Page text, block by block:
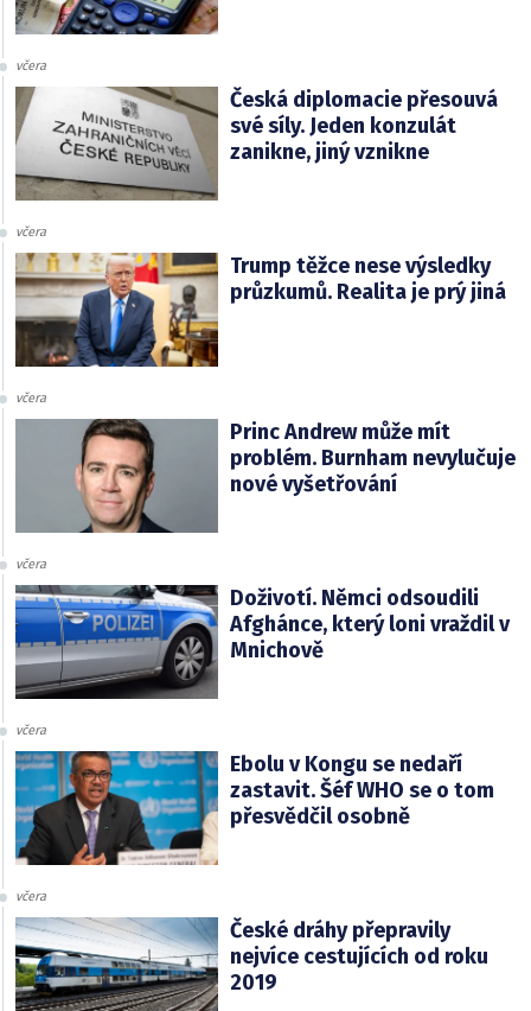
včera
Česká diplomacie přesouvá
své síly. Jeden konzulát
zanikne, jiný vznikne
včera
Trump těžce nese výsledky
průzkumů. Realita je prý jiná
včera
Princ Andrew může mít
problém. Burnham nevylučuje
nové vyšetřování
včera
Doživotí. Němci odsoudili
Afghánce, který loni vraždil v
Mnichově
včera
Ebolu v Kongu se nedaří
zastavit. Šéf WHO se o tom
přesvědčil osobně
včera
České dráhy přepravily
nejvíce cestujících od roku
2019